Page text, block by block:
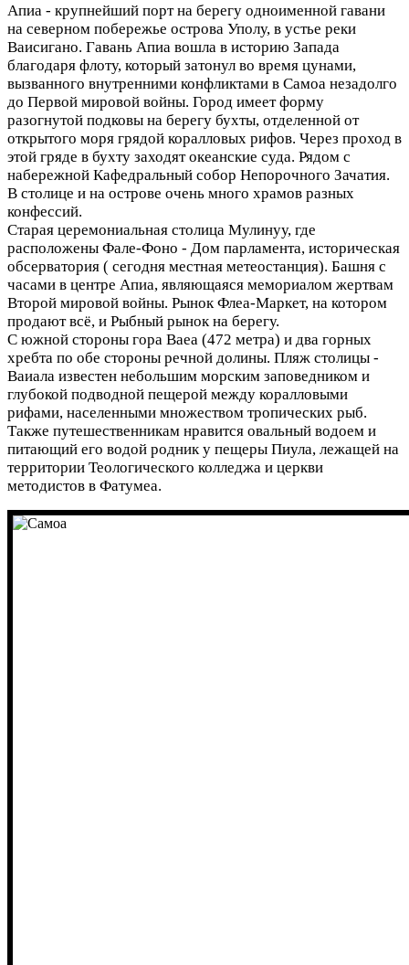
Апиа - крупнейший порт на берегу одноименной гавани
на северном побережье острова Уполу, в устье реки
Ваисигано. Гавань Апиа вошла в историю Запада
благодаря флоту, который затонул во время цунами,
вызванного внутренними конфликтами в Самоа незадолго
до Первой мировой войны. Город имеет форму
разогнутой подковы на берегу бухты, отделенной от
открытого моря грядой коралловых рифов. Через проход в
этой гряде в бухту заходят океанские суда. Рядом с
набережной Кафедральный собор Непорочного Зачатия.
В столице и на острове очень много храмов разных
конфессий.
Старая церемониальная столица Мулинуу, где
расположены Фале-Фоно - Дом парламента, историческая
обсерватория ( сегодня местная метеостанция). Башня с
часами в центре Апиа, являющаяся мемориалом жертвам
Второй мировой войны. Рынок Флеа-Маркет, на котором
продают всё, и Рыбный рынок на берегу.
С южной стороны гора Ваеа (472 метра) и два горных
хребта по обе стороны речной долины. Пляж столицы -
Ваиала известен небольшим морским заповедником и
глубокой подводной пещерой между коралловыми
рифами, населенными множеством тропических рыб.
Также путешественникам нравится овальный водоем и
питающий его водой родник у пещеры Пиула, лежащей на
территории Теологического колледжа и церкви
методистов в Фатумеа.